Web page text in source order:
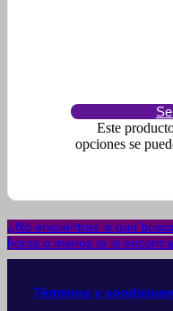
Este
opciones se
¿No encuentras lo que
horas o menos te lo
Términos y